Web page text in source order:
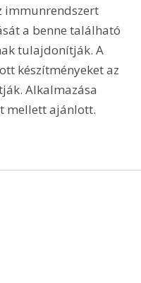
immunrendszert
a benne található
tulajdonítják. A
készítményeket az
Alkalmazása
mellett ajánlott.